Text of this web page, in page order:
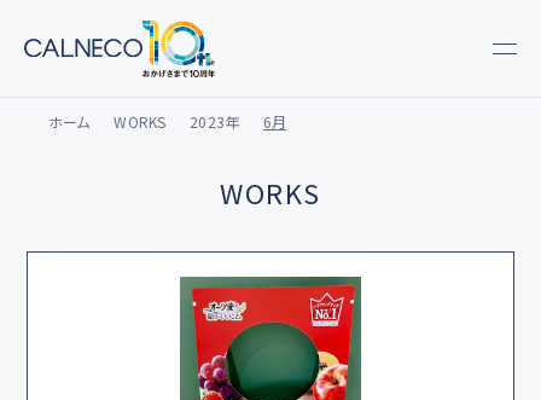
ホーム WORKS 2023年 6月
WORKS